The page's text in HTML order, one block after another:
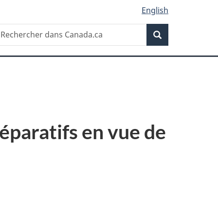
English
Recherche
en vue de